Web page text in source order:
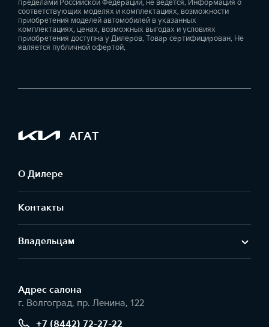
пределами Российской Федерации, не ведется. Информация о
соответствующих моделях и комплектациях, возможности
приобретения моделей автомобилей в указанных
комплектациях, ценах, возможных выгодах и условиях
приобретения доступна у Дилеров. Товар сертифицирован. Не
является публичной офертой.
АГАТ
О Дилере
Контакты
Владельцам
Адрес салонa
г. Волгоград, пр. Ленина, 122
+7 (8442) 72-27-22